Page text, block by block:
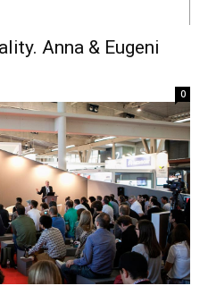
Anna & Eugeni
0